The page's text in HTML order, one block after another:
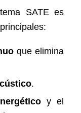
SATE es
que elimina
.
y el